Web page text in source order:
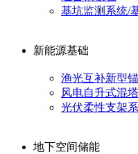
基坑监测系统/
新能源基础
渔光互补新型
风电自升式混
光伏柔性支架
地下空间储能